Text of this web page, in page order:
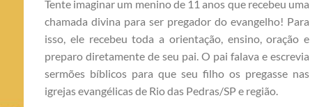
Tente imaginar um menino de 11 anos que recebeu uma
chamada divina para ser pregador do evangelho! Para
isso, ele recebeu toda a orientação, ensino, oração e
preparo diretamente de seu pai. O pai falava e escrevia
sermões bíblicos para que seu filho os pregasse nas
igrejas evangélicas de Rio das Pedras/SP e região.